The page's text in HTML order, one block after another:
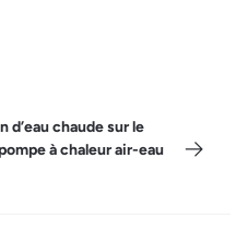
chaude sur le
à chaleur air-eau